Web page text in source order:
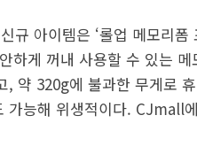
규 아이템은 ‘롤업 메모리
하게 꺼내 사용할 수 있는
, 약 320g에 불과한 무게로
가능해 위생적이다. CJmall